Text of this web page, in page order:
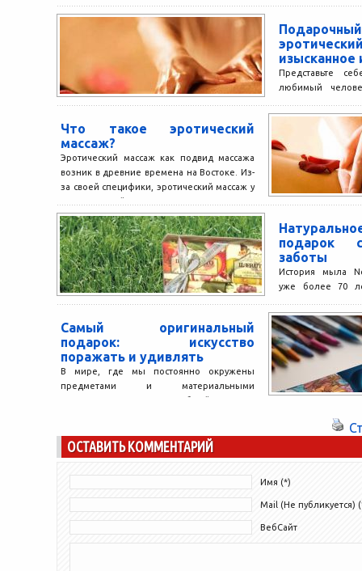
изысканное
Представьте
любимый
чувственных
Что такое эротический
массаж?
Эротический массаж как подвид массажа
возник в древние времена на Востоке. Из-
за своей специфики, эротический массаж у
многих людей ассоциируется...
подарок
заботы
История мыла
уже более 70
внимание...
Самый оригинальный
подарок: искусство
поражать и удивлять
В мире, где мы постоянно окружены
предметами и материальными
ценностями, подарок, способный заставить
ОСТАВИТЬ КОММЕНТАРИЙ
Имя (*)
Mail (Не публикуется)
ВебСайт